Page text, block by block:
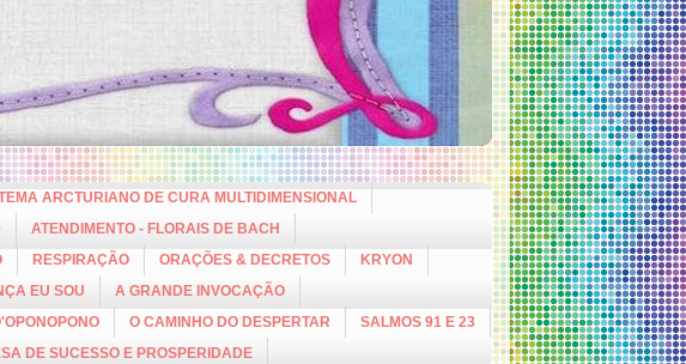
ARCTURIANO DE CURA MULTIDIMENSIONAL
ATENDIMENTO - FLORAIS DE BACH
RESPIRAÇÃO ORAÇÕES & DECRETOS
KRYON
EU SOU
A GRANDE INVOCAÇÃO
O CAMINHO DO DESPERTAR
SALMOS 91 E 23
DE SUCESSO E PROSPERIDADE